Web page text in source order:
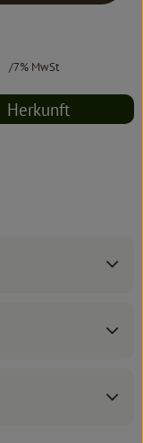
7% MwSt
Herkunft